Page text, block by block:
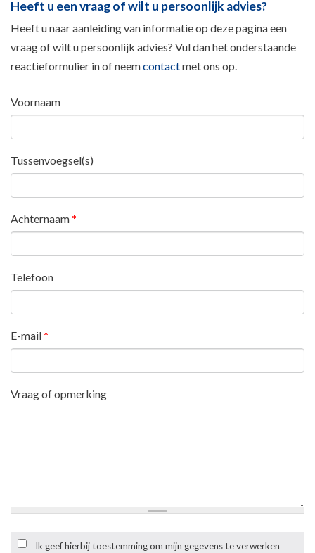
Heeft u een vraag of wilt u persoonlijk advies?
Heeft u naar aanleiding van informatie op deze pagina een
vraag of wilt u persoonlijk advies? Vul dan het onderstaande
reactieformulier in of neemcontactmet ons op.
Voornaam
Tussenvoegsel(s)
Achternaam *
Telefoon
E-mail *
Vraag of opmerking
Ik geef hierbij toestemming om mijn gegevens te verwerken